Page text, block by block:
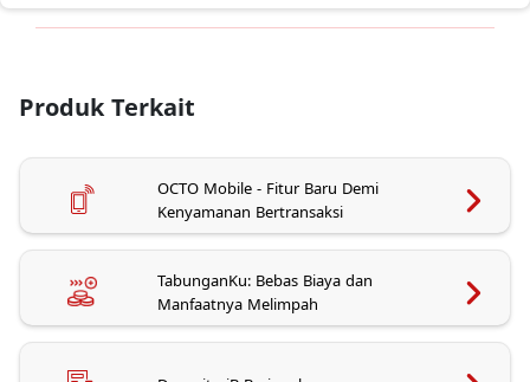
Produk Terkait
OCTO Mobile - Fitur Baru Demi
Kenyamanan Bertransaksi
TabunganKu: Bebas Biaya dan
Manfaatnya Melimpah